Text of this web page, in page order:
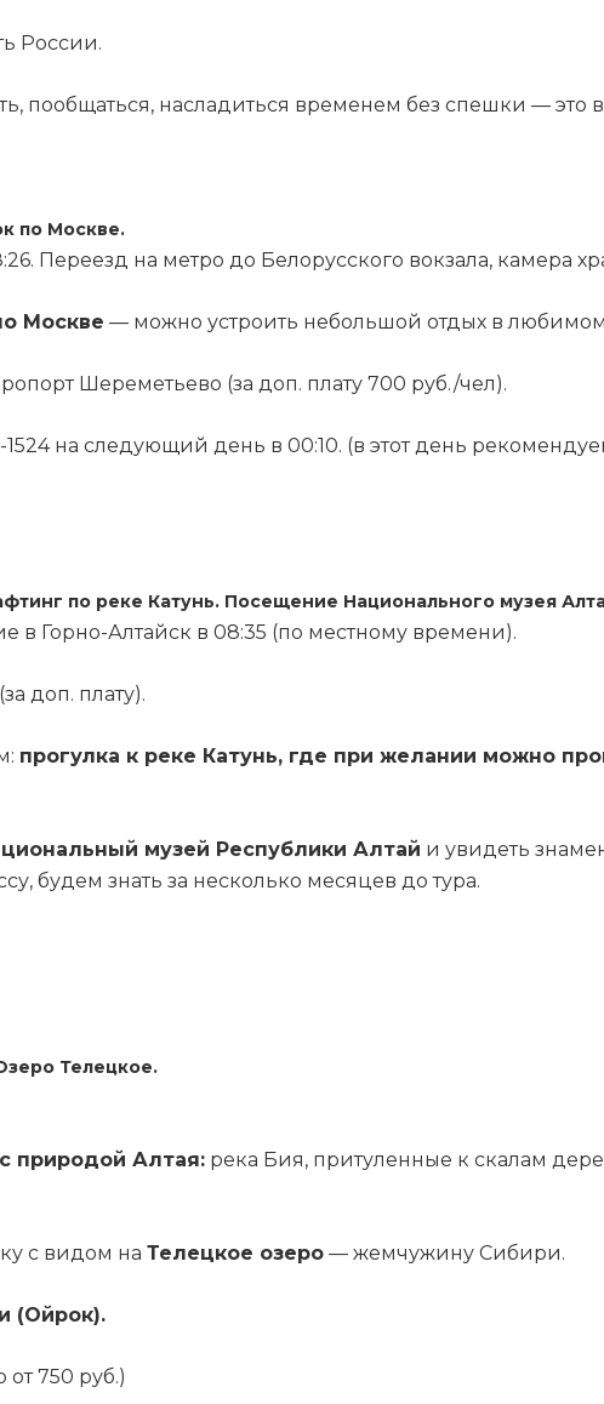
России.
пообщаться, насладиться временем без спешки — это
по Москве.
Переезд на метро до Белорусского вокзала, камера
Москве — можно устроить небольшой отдых в
Шереметьево (за доп. плату 700 руб./чел).
на следующий день в 00:10. (в этот день
по реке Катунь. Посещение Национального музея
в Горно-Алтайск в 08:35 (по местному времени).
доп. плату).
прогулка к реке Катунь, где при желании можно
музей Республики Алтай и увидеть
будем знать за несколько месяцев до тура.
Телецкое.
природой Алтая: река Бия, притуленные к скалам
с видом на Телецкое озеро — жемчужину Сибири.
(Ойрок).
750 руб.)